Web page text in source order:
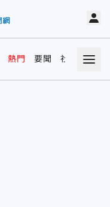
熱門 要聞 社會 娛樂